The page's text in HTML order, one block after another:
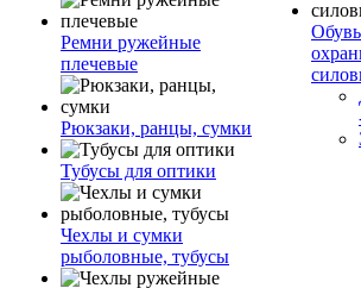
Ремни ружейные
плечевые
Рюкзаки, ранцы, сумки
Тубусы для оптики
Чехлы и сумки
рыболовные, тубусы